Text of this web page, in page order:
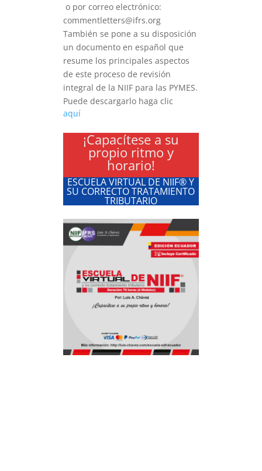
o por correo electrónico:
commentletters@ifrs.org
También se pone a su disposición
un documento en español que
resume los principales aspectos
de este proceso de revisión
integral de la NIIF para las PYMES.
Puede descargarlo haga clic
aquí
¡Capacítese a su
propio ritmo y
horario!
ESCUELA VIRTUAL DE NIIF® Y
SU CORRECTO TRATAMIENTO
TRIBUTARIO